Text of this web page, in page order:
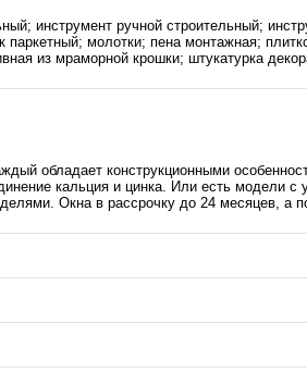
инструмент ручной строительный;
молотки; пена монтажная;
из мраморной крошки; штукатурка
обладает конструкционными
кальция и цинка. Или есть модели с
Окна в рассрочку до 24 месяцев, а